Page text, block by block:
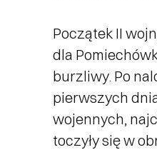
Początek II
dla
burzliwy. Po
pierwszych
wojennych,
toczyły się w